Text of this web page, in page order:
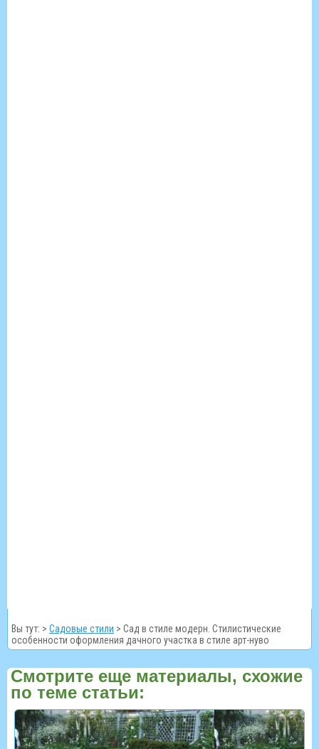
Вы тут: > Садовые стили > Сад в стиле модерн. Стилистические
особенности оформления дачного участка в стиле арт-нуво
Смотрите еще материалы, схожие
по теме статьи: